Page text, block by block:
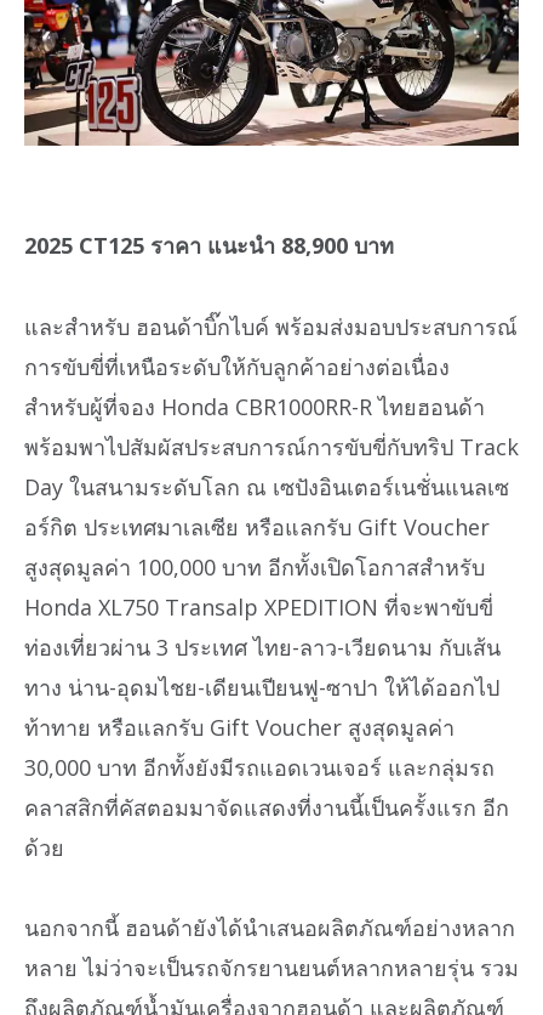
2025 CT125 ราคา แนะนำ 88,900 บาท
และสำหรับ ฮอนด้าบิ๊กไบค์ พร้อมส่งมอบประสบการณ์
การขับขี่ที่เหนือระดับให้กับลูกค้าอย่างต่อเนื่อง
สำหรับผู้ที่จอง Honda CBR1000RR-R ไทยฮอนด้า
พร้อมพาไปสัมผัสประสบการณ์การขับขี่กับทริป Track
Day ในสนามระดับโลก ณ เซปังอินเตอร์เนชั่นแนลเซ
อร์กิต ประเทศมาเลเซีย หรือแลกรับ Gift Voucher
สูงสุดมูลค่า 100,000 บาท อีกทั้งเปิดโอกาสสำหรับ
Honda XL750 Transalp XPEDITION ที่จะพาขับขี่
ท่องเที่ยวผ่าน 3 ประเทศ ไทย-ลาว-เวียดนาม กับเส้น
ทาง น่าน-อุดมไชย-เดียนเปียนฟู-ซาปา ให้ได้ออกไป
ท้าทาย หรือแลกรับ Gift Voucher สูงสุดมูลค่า
30,000 บาท อีกทั้งยังมีรถแอดเวนเจอร์ และกลุ่มรถ
คลาสสิกที่คัสตอมมาจัดแสดงที่งานนี้เป็นครั้งแรก อีก
ด้วย
นอกจากนี้ ฮอนด้ายังได้นำเสนอผลิตภัณฑ์อย่างหลาก
หลาย ไม่ว่าจะเป็นรถจักรยานยนต์หลากหลายรุ่น รวม
ถึงผลิตภัณฑ์น้ำมันเครื่องจากฮอนด้า และผลิตภัณฑ์